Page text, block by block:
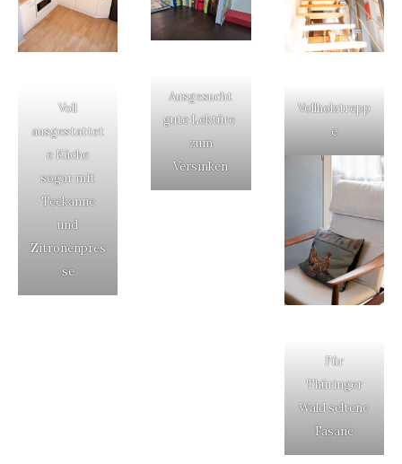
Voll
ausgestattet
e Küche
sogar mit
Teekanne
und
Zitronenpres
se
Ausgesucht
gute Lektüre
zum
Versinken
Vollholztrepp
e
Für
Thüringer
Wald seltene
Fasane